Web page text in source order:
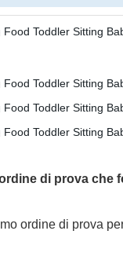
di prova che
ordine di prova